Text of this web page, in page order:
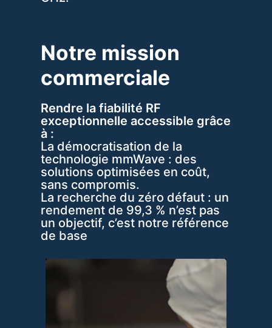
Notre mission
commerciale
Rendre la fiabilité RF
exceptionnelle accessible grâce
à :
La démocratisation de la
technologie mmWave : des
solutions optimisées en coût,
sans compromis.
La recherche du zéro défaut : un
rendement de 99,3 % n’est pas
un objectif, c’est notre référence
de base